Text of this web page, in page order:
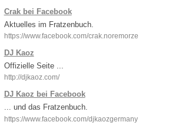
Crak bei Facebook
Aktuelles im Fratzenbuch.
https://www.facebook.com/crak.noremorze
DJ Kaoz
Offizielle Seite ...
http://djkaoz.com/
DJ Kaoz bei Facebook
... und das Fratzenbuch.
https://www.facebook.com/djkaozgermany